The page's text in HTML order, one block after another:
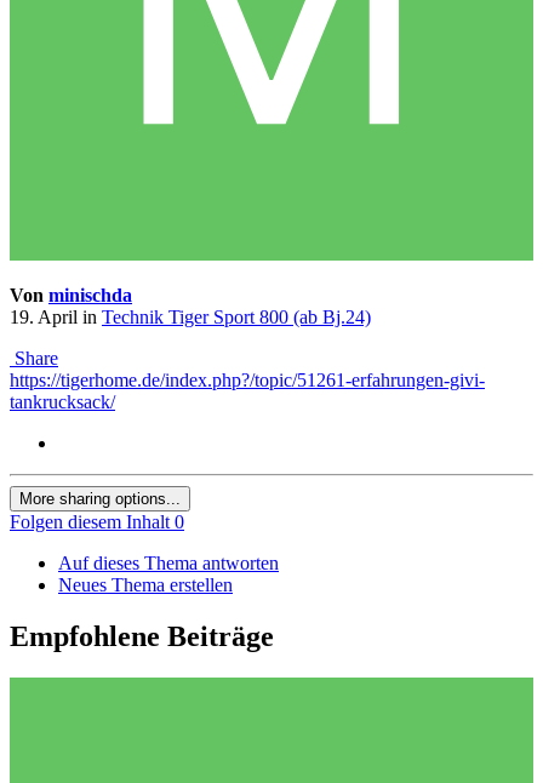
Von minischda
19. April in Technik Tiger Sport 800 (ab Bj.24)
Share
https://tigerhome.de/index.php?/topic/51261-erfahrungen-givi-
tankrucksack/
More sharing options...
Folgen diesem Inhalt 0
Auf dieses Thema antworten
Neues Thema erstellen
Empfohlene Beiträge